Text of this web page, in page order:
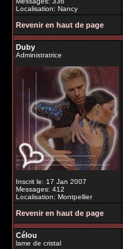
Localisation: Nancy
Revenir en haut de page
Duby
Administratrice
Inscrit le: 17 Jan 2007
Messages: 412
Localisation: Montpellier
Revenir en haut de page
Célou
lame de cristal